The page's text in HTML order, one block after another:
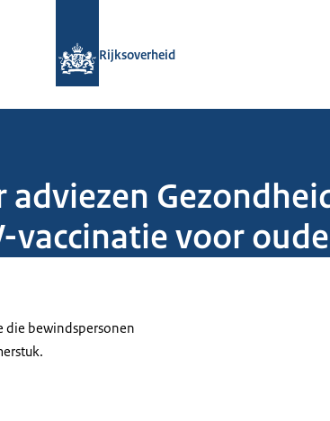
Rijksoverheid
vaccinatie voor
die bewindspersonen